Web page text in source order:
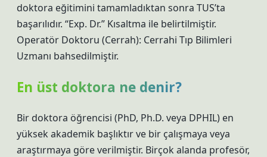
doktora eğitimini tamamladıktan sonra TUS’ta
başarılıdır. “Exp. Dr.” Kısaltma ile belirtilmiştir.
Operatör Doktoru (Cerrah): Cerrahi Tıp Bilimleri
Uzmanı bahsedilmiştir.
En üst doktora ne denir?
Bir doktora öğrencisi (PhD, Ph.D. veya DPHIL) en
yüksek akademik başlıktır ve bir çalışmaya veya
araştırmaya göre verilmiştir. Birçok alanda profesör,